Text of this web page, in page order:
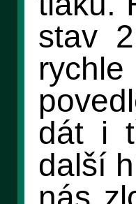
stav
dát i
další